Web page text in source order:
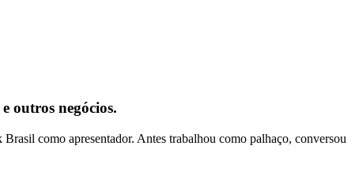
outros negócios.
como apresentador. Antes trabalhou como palhaço, conversou